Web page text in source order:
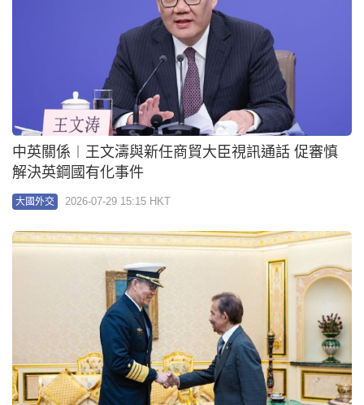
中英關係︱王文濤與新任商貿大臣視訊通話 促審慎
解決英鋼國有化事件
大國外交 2026-07-29 15:15 HKT